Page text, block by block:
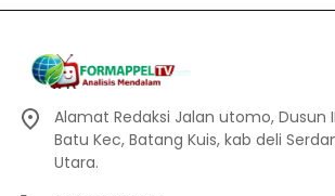
Alamat Redaksi Jalan utomo, Dusun
Batu Kec, Batang Kuis, kab deli
Utara.